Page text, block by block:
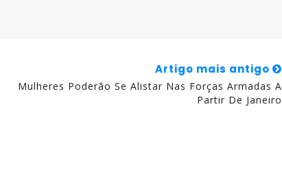
Artigo mais antigo
Mulheres Poderão Se Alistar Nas Forças Armadas A
Partir De Janeiro